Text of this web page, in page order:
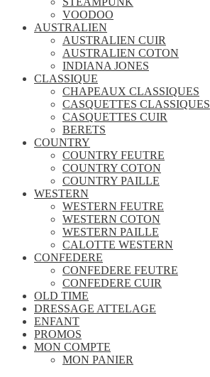
VOODOO
AUSTRALIEN
AUSTRALIEN CUIR
AUSTRALIEN COTON
INDIANA JONES
CLASSIQUE
CHAPEAUX CLASSIQUES
CASQUETTES CLASSIQUES
CASQUETTES CUIR
BERETS
COUNTRY
COUNTRY FEUTRE
COUNTRY COTON
COUNTRY PAILLE
WESTERN
WESTERN FEUTRE
WESTERN COTON
WESTERN PAILLE
CALOTTE WESTERN
CONFEDERE
CONFEDERE FEUTRE
CONFEDERE CUIR
OLD TIME
DRESSAGE ATTELAGE
ENFANT
PROMOS
MON COMPTE
MON PANIER